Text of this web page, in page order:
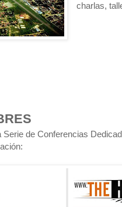
charlas,
Serie de Conferencias